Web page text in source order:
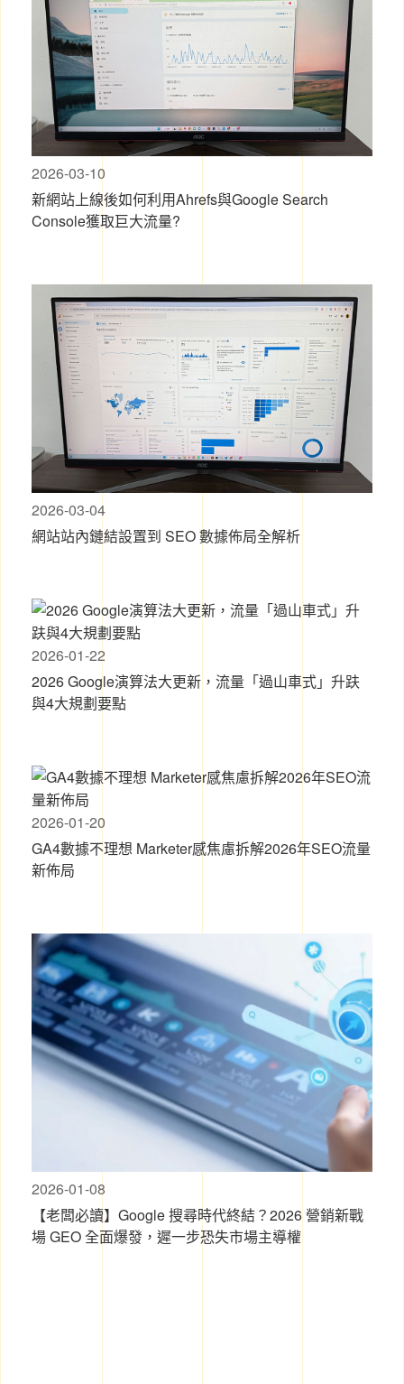
2026-03-10
新網站上線後如何利用Ahrefs與Google Search
Console獲取巨大流量?
2026-03-04
網站站內鏈結設置到 SEO 數據佈局全解析
2026-01-22
2026 Google演算法大更新，流量「過山車式」升趺
與4大規劃要點
2026-01-20
GA4數據不理想 Marketer感焦慮拆解2026年SEO流量
新佈局
2026-01-08
【老闆必讀】Google 搜尋時代終結？2026 營銷新戰
場 GEO 全面爆發，遲一步恐失市場主導權